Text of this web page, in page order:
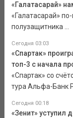
«Галатасарай»
«Галатасарай»
полузащитника ...
Сегодня 03:03
«Спартак»
топ-3 с начала
«Спартак» со
тура Альфа-Банк
Сегодня 00:18
«Зенит» уступил